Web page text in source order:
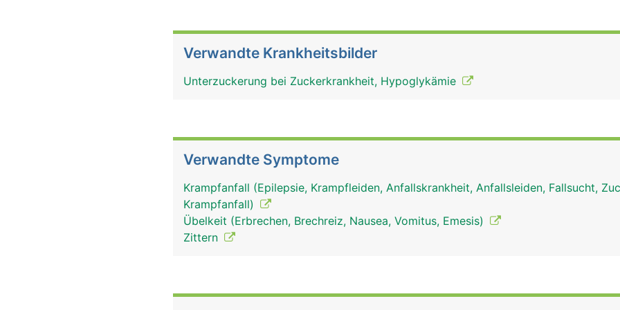
Verwandte Krankheitsbilder
Unterzuckerung bei Zuckerkrankheit, Hypoglykämie
Verwandte Symptome
Krampfanfall (Epilepsie, Krampfleiden, Anfallskrankheit, Anfallsleiden, Fallsucht,
Krampfanfall)
Übelkeit (Erbrechen, Brechreiz, Nausea, Vomitus, Emesis)
Zittern